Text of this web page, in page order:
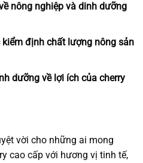
nông nghiệp và dinh dưỡng
định chất lượng nông sản
dưỡng về lợi ích của cherry
vời cho những ai mong
cao cấp với hương vị tinh tế,